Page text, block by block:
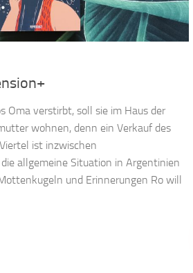
Oma verstirbt, soll sie im Haus der
wohnen, denn ein Verkauf des
ist inzwischen
allgemeine Situation in Argentinien
und Erinnerungen Ro will